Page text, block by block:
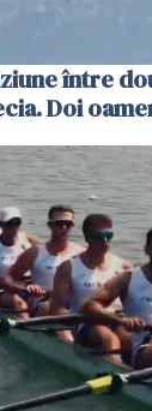
între
Doi